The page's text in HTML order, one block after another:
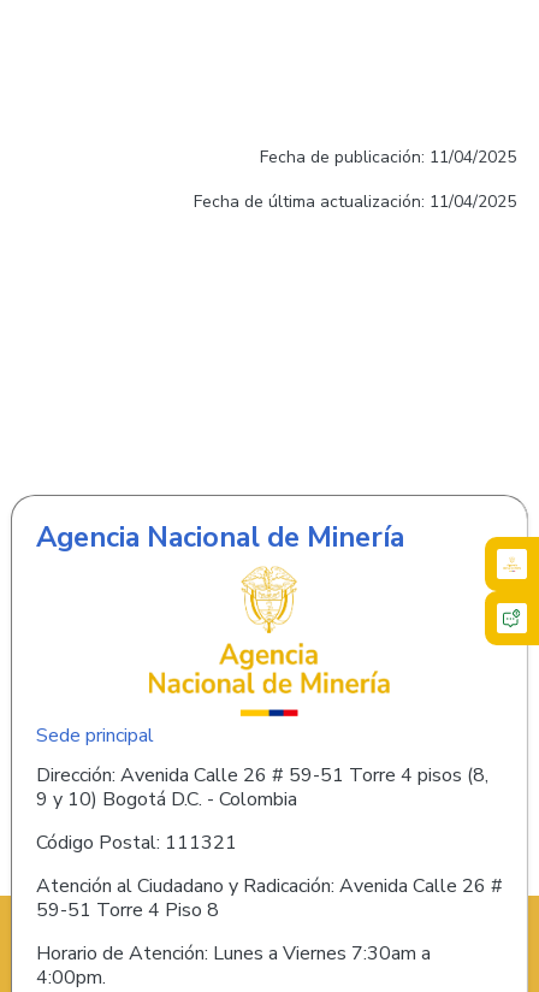
Fecha de publicación: 11/04/2025
Fecha de última actualización: 11/04/2025
Agencia Nacional de Minería
Sede principal
Dirección: Avenida Calle 26 # 59-51 Torre 4 pisos (8,
9 y 10) Bogotá D.C. - Colombia
Código Postal: 111321
Atención al Ciudadano y Radicación: Avenida Calle 26 #
59-51 Torre 4 Piso 8
Horario de Atención: Lunes a Viernes 7:30am a
4:00pm.